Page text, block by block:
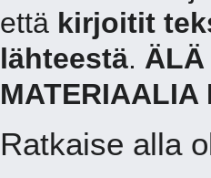
että kirjoitit
lähteestä. ÄLÄ
MATERIAALIA
Ratkaise alla